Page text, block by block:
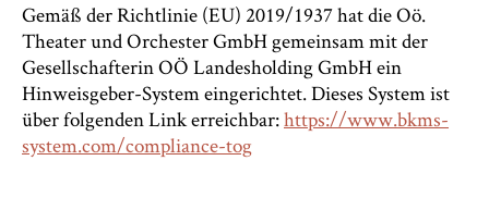
Gemäß der Richtlinie (EU) 2019/1937 hat die Oö.
Theater und Orchester GmbH gemeinsam mit der
Gesellschafterin OÖ Landesholding GmbH ein
Hinweisgeber-System eingerichtet. Dieses System ist
über folgenden Link erreichbar:https://www.bkms-
system.com/compliance-tog